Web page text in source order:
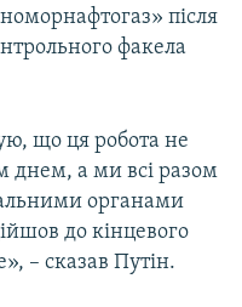
після
факела
що ця робота не
днем, а ми всі разом
органами
до кінцевого
– сказав Путін.